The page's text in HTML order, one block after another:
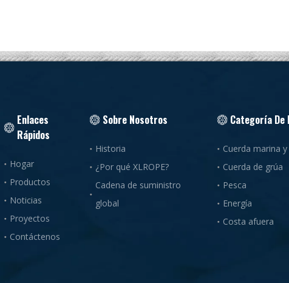
Enlaces
Rápidos
Hogar
Productos
Noticias
Proyectos
Contáctenos
Sobre Nosotros
Historia
¿Por qué XLROPE?
Cadena de suministro
global
Categoría De
Cuerda marina
Cuerda de grúa
Pesca
Energía
Costa afuera